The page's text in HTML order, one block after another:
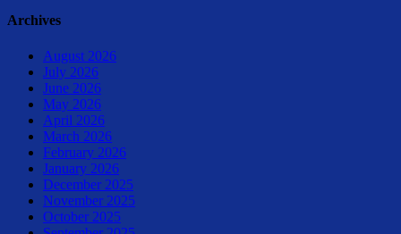
Archives
August 2026
July 2026
June 2026
May 2026
April 2026
March 2026
February 2026
January 2026
December 2025
November 2025
October 2025